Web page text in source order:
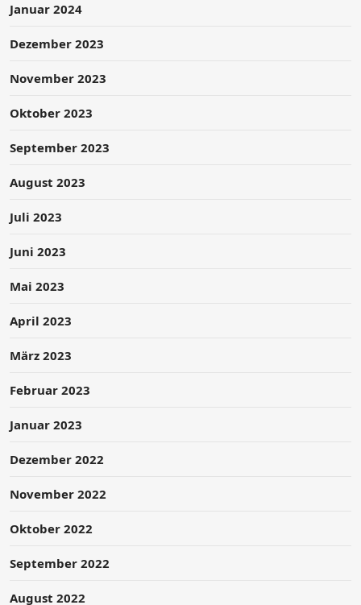
Januar 2024
Dezember 2023
November 2023
Oktober 2023
September 2023
August 2023
Juli 2023
Juni 2023
Mai 2023
April 2023
März 2023
Februar 2023
Januar 2023
Dezember 2022
November 2022
Oktober 2022
September 2022
August 2022